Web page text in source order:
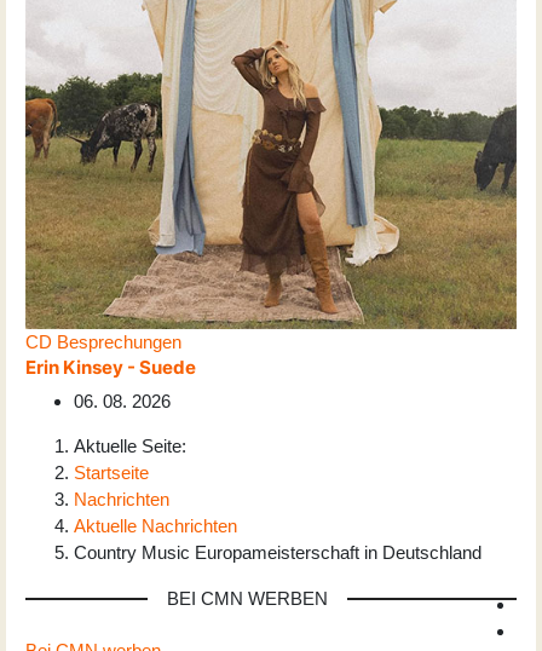
CD Besprechungen
Erin Kinsey - Suede
06. 08. 2026
Aktuelle Seite:
Startseite
Nachrichten
Aktuelle Nachrichten
Country Music Europameisterschaft in Deutschland
BEI CMN WERBEN